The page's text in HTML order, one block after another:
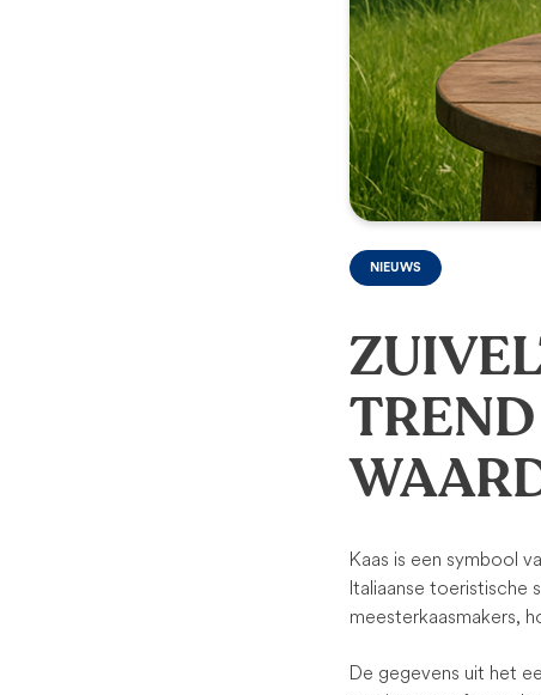
NIEUWS
Kaas is een symbool
Italiaanse toeristische
meesterkaasmakers,
De gegevens uit het